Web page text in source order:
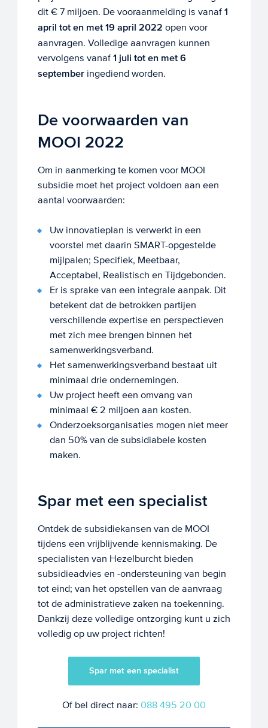
dit € 7 miljoen. De vooraanmelding is vanaf 1
april tot en met 19 april 2022 open voor
aanvragen. Volledige aanvragen kunnen
vervolgens vanaf1 juli tot en met 6
septemberingediend worden.
De voorwaarden van
MOOI 2022
Om in aanmerking te komen voor MOOI
subsidie moet het project voldoen aan een
aantal voorwaarden:
Uw innovatieplan is verwerkt in een
voorstel met daarin SMART-opgestelde
mijlpalen; Specifiek, Meetbaar,
Acceptabel, Realistisch en Tijdgebonden.
Er is sprake van een integrale aanpak. Dit
betekent dat de betrokken partijen
verschillende expertise en perspectieven
met zich mee brengen binnen het
samenwerkingsverband.
Het samenwerkingsverband bestaat uit
minimaal drie ondernemingen.
Uw project heeft een omvang van
minimaal € 2 miljoen aan kosten.
Onderzoeksorganisaties mogen niet meer
dan 50% van de subsidiabele kosten
maken.
Spar met een specialist
Ontdek de subsidiekansen van de MOOI
tijdens een vrijblijvende kennismaking. De
specialisten van Hezelburcht bieden
subsidieadvies en -ondersteuning van begin
tot eind; van het opstellen van de aanvraag
tot de administratieve zaken na toekenning.
Dankzij deze volledige ontzorging kunt u zich
volledig op uw project richten!
Spar met een specialist
Of bel direct naar: 088 495 20 00